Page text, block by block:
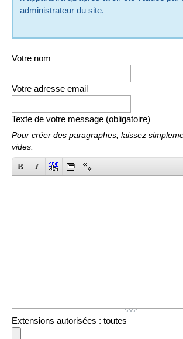
administrateur du site.
Votre nom
Votre adresse email
Texte de votre message (obligatoire)
Pour créer des paragraphes, laissez
vides.
Extensions autorisées : toutes